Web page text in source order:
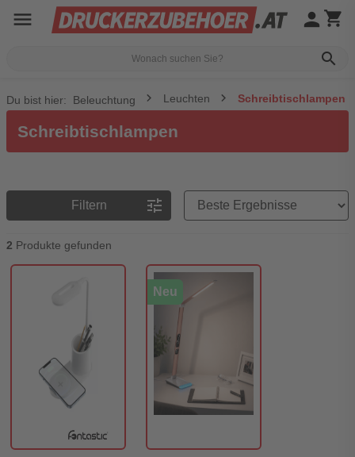
menu
search
person shopping_cart
Du bist hier: Beleuchtung Leuchten Schreibtischlampen
Schreibtischlampen
Filtern tune
Preisreihenfolge
2 Produkte gefunden
Neu